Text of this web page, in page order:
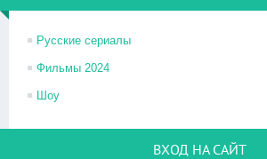
Русские сериалы
Фильмы 2024
Шоу
ВХОД НА САЙТ